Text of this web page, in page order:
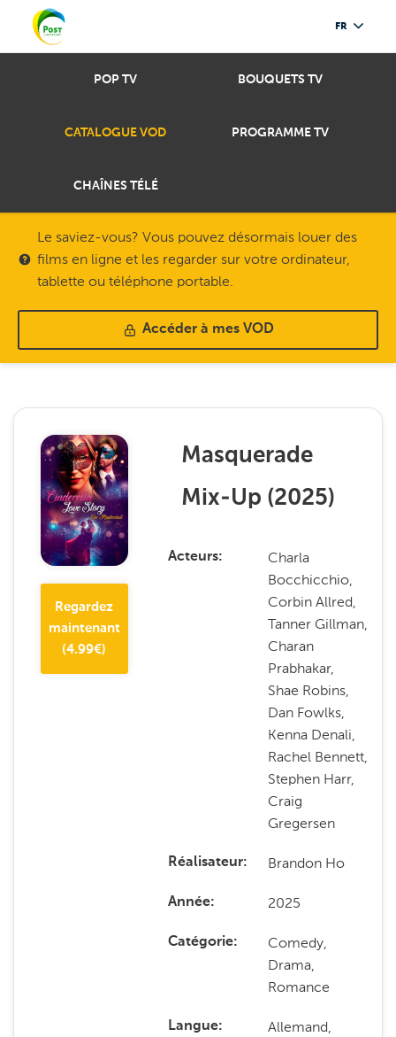
FR
POP TV BOUQUETS TV
CATALOGUE VOD PROGRAMME TV
CHAÎNES TÉLÉ
Le saviez-vous? Vous pouvez désormais louer des
films en ligne et les regarder sur votre ordinateur,
tablette ou téléphone portable.
Accéder à mes VOD
Regardez
maintenant
(4.99€)
Masquerade
Mix-Up (2025)
Acteurs
Charla
Bocchicchio,
Corbin Allred,
Tanner Gillman,
Charan
Prabhakar,
Shae Robins,
Dan Fowlks,
Kenna Denali,
Rachel Bennett,
Stephen Harr,
Craig
Gregersen
Réalisateur Brandon Ho
Année 2025
Catégorie
Comedy,
Drama,
Romance
Langue
Allemand,